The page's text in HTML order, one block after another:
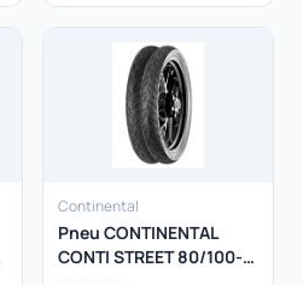
Continental
Pneu CONTINENTAL
CONTI STREET 80/100-